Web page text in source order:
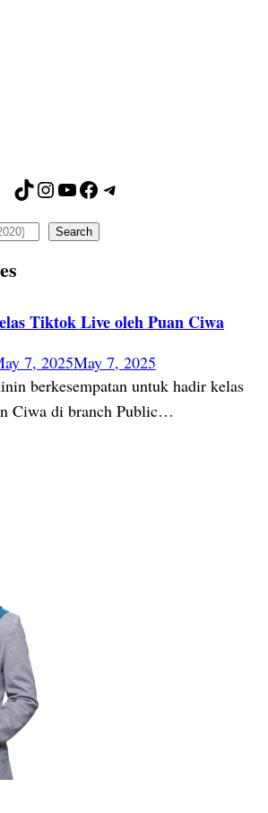
TikTok
Instagram
YouTube
Facebook
Telegram
Search
Tiktok Live oleh Puan Ciwa
7, 2025May 7, 2025
berkesempatan untuk hadir kelas
Ciwa di branch Public…